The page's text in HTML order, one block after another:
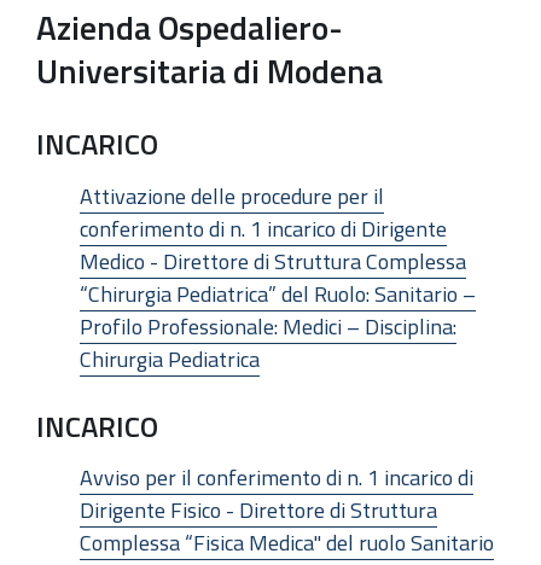
Azienda Ospedaliero-
Universitaria di Modena
INCARICO
Attivazione delle procedure per il
conferimento di n. 1 incarico di Dirigente
Medico - Direttore di Struttura Complessa
“Chirurgia Pediatrica” del Ruolo: Sanitario –
Profilo Professionale: Medici – Disciplina:
Chirurgia Pediatrica
INCARICO
Avviso per il conferimento di n. 1 incarico di
Dirigente Fisico - Direttore di Struttura
Complessa “Fisica Medica" del ruolo Sanitario